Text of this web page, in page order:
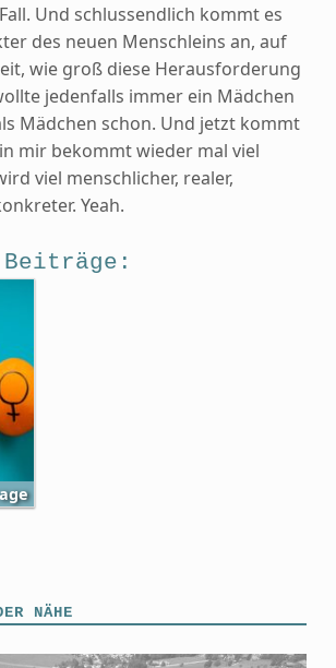
Und schlussendlich kommt es
des neuen Menschleins an, auf
wie groß diese Herausforderung
jedenfalls immer ein Mädchen
Mädchen schon. Und jetzt kommt
in mir bekommt wieder mal viel
viel menschlicher, realer,
Yeah.
NÄHE